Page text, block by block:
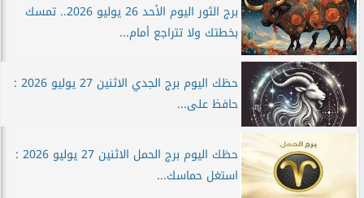
برج الثور اليوم الأحد 26 يوليو 2026.. تمسك
بخطتك ولا تتراجع أمام...
حظك اليوم برج الجدي الاثنين 27 يوليو 2026 :
حافظ على...
حظك اليوم برج الحمل الاثنين 27 يوليو 2026 :
استغل حماسك...